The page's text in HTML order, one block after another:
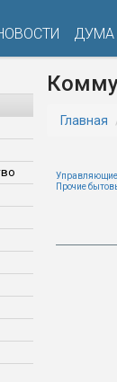
ДУМА
Главная
Прочие